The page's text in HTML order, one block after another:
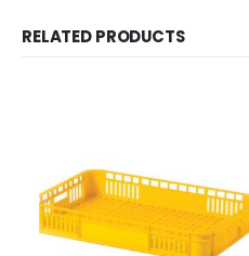
RELATED PRODUCTS